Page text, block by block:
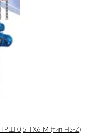
ТРШ 0,5 ТХ6 М (тип HS-Z)